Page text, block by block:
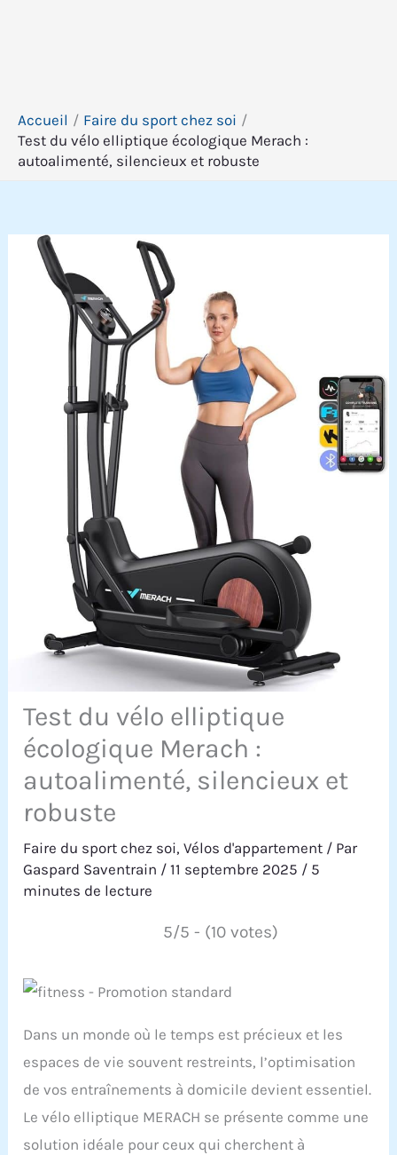
Accueil
Faire du sport chez soi
Test du vélo elliptique écologique Merach :
autoalimenté, silencieux et robuste
Test du vélo elliptique
écologique Merach :
autoalimenté, silencieux et
robuste
Faire du sport chez soi,Vélos d'appartement / Par
Gaspard Saventrain /11 septembre 2025 / 5
minutes de lecture
5/5 - (10 votes)
Dans un monde où le temps est précieux et les
espaces de vie souvent restreints, l’optimisation
de vos entraînements à domicile devient essentiel.
Le vélo elliptique MERACH se présente comme une
solution idéale pour ceux qui cherchent à